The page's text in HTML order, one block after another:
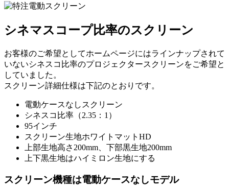
シネマスコープ比率のスクリーン
お客様のご希望としてホームページにはラインナップされて
いないシネスコ比率のプロジェクタースクリーンをご希望と
していました。
スクリーン詳細仕様は下記のとおりです。
電動ケースなしスクリーン
シネスコ比率（2.35：1）
95インチ
スクリーン生地ホワイトマットHD
上部生地高さ200mm、下部黒生地200mm
上下黒生地はハイミロン生地にする
スクリーン機種は電動ケースなしモデル